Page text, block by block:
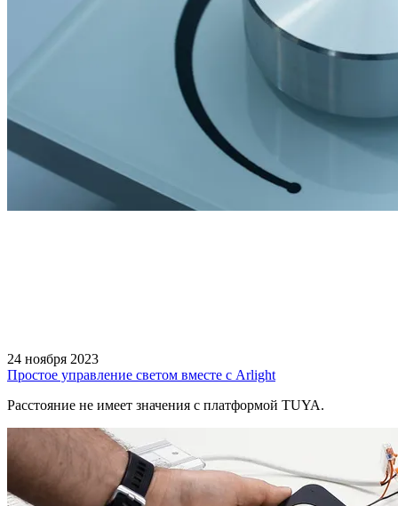
24 ноября 2023
Простое управление светом вместе с Arlight
Расстояние не имеет значения с платформой TUYA.